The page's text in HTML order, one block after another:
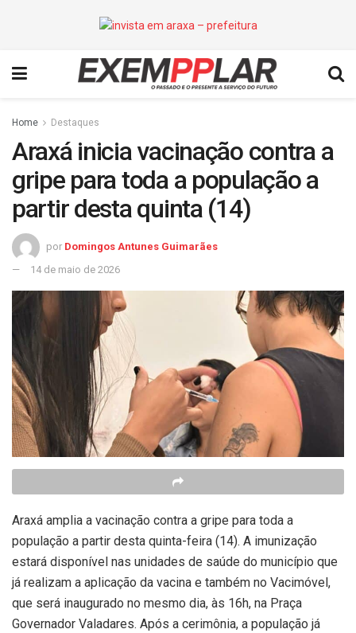
Home Destaques
Araxá inicia vacinação contra a
gripe para toda a população a
partir desta quinta (14)
por Domingos Antunes Guimarães
14 de maio de 2026
Araxá amplia a vacinação contra a gripe para toda a
população a partir desta quinta-feira (14). A imunização
estará disponível nas unidades de saúde do município que
já realizam a aplicação da vacina e também no Vacimóvel,
que será inaugurado no mesmo dia, às 16h, na Praça
Governador Valadares. Após a cerimônia, a população já